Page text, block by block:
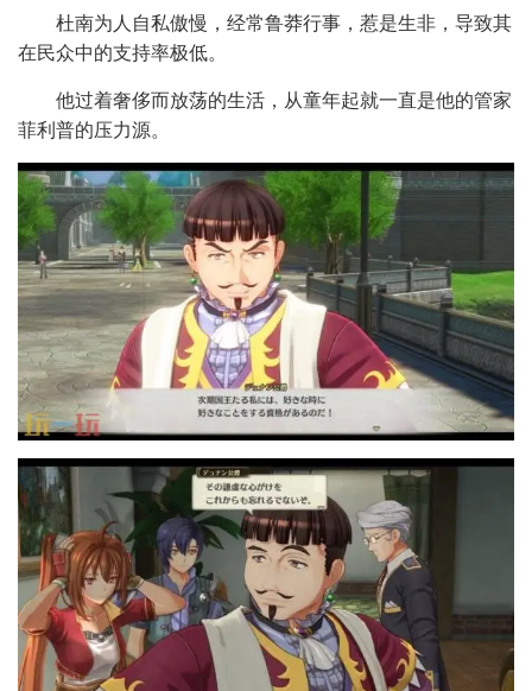
杜南为人自私傲慢，经常鲁莽行事，惹是生非，导致其
在民众中的支持率极低。
他过着奢侈而放荡的生活，从童年起就一直是他的管家
菲利普的压力源。